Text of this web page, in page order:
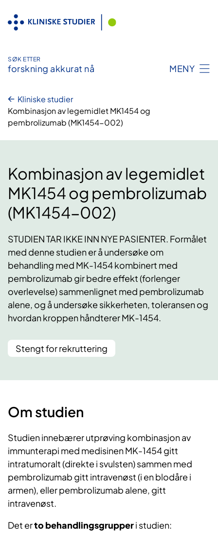
innhold
SØK ETTER
forskning akkurat nå MENY
Kliniske studier
Kombinasjon av legemidlet MK1454 og
pembrolizumab (MK1454-002)
Kombinasjon av legemidlet
MK1454 og pembrolizumab
(MK1454-002)
STUDIEN TAR IKKE INN NYE PASIENTER. Formålet
med denne studien er å undersøke om
behandling med MK-1454 kombinert med
pembrolizumab gir bedre effekt (forlenger
overlevelse) sammenlignet med pembrolizumab
alene, og å undersøke sikkerheten, toleransen og
hvordan kroppen håndterer MK-1454.
Stengt for rekruttering
Om studien
Studien innebærer utprøving kombinasjon av
immunterapi med medisinen MK-1454 gitt
intratumoralt (direkte i svulsten) sammen med
pembrolizumab gitt intravenøst (i en blodåre i
armen), eller pembrolizumab alene, gitt
intravenøst.
Det erto behandlingsgrupperi studien: